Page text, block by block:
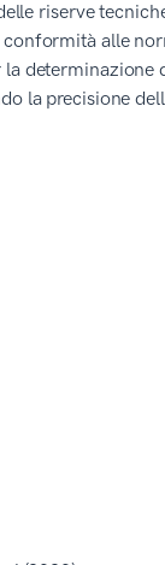
riserve
alle
determinazione
la precisione